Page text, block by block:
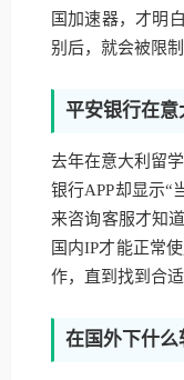
国加速器，才明
别后，就会被限制
平安银行在意
去年在意大利留
银行APP却显示“
来咨询客服才知
国内IP才能正常
作，直到找到合
在国外下什么